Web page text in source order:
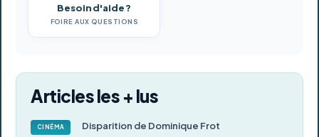
Besoin d'aide ?
FOIRE AUX QUESTIONS
Articles les + lus
CINÉMA Disparition de Dominique Frot